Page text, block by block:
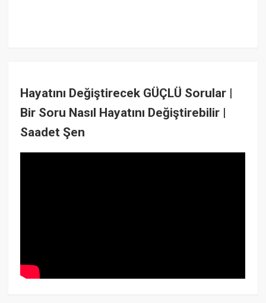
Hayatını Değiştirecek GÜÇLÜ Sorular |
Bir Soru Nasıl Hayatını Değiştirebilir |
Saadet Şen